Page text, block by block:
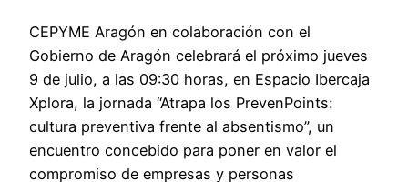
CEPYME Aragón en colaboración con el
Gobierno de Aragón celebrará el próximo jueves
9 de julio, a las 09:30 horas, en Espacio Ibercaja
Xplora, la jornada “Atrapa los PrevenPoints:
cultura preventiva frente al absentismo”, un
encuentro concebido para poner en valor el
compromiso de empresas y personas